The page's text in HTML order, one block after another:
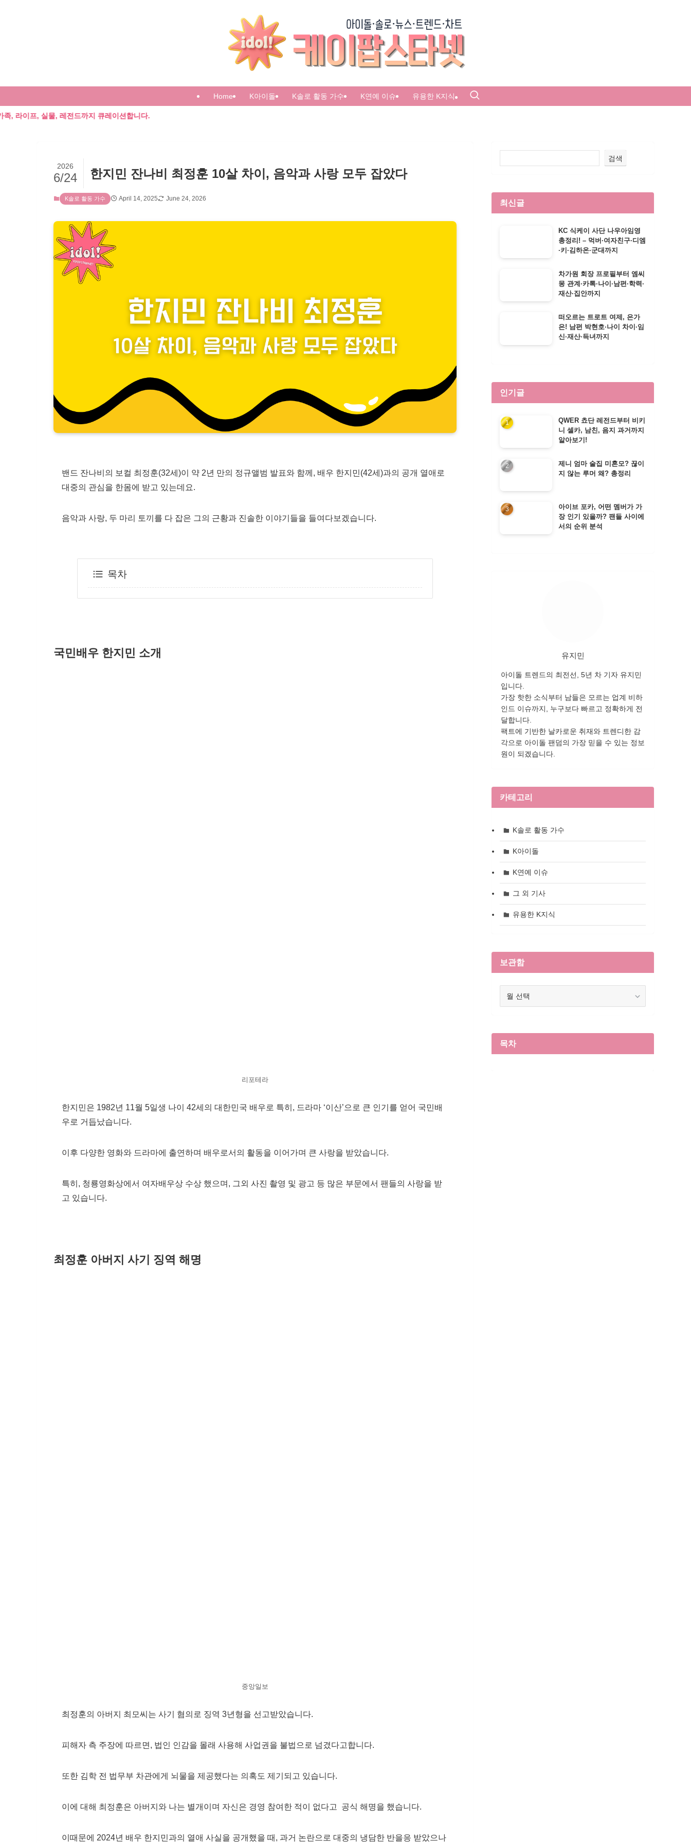
Home K아이돌 K솔로 활동 가수 K연예 이슈 유용한 K지식
, 레전드까지 큐레이션합니다.
한지민 잔나비 최정훈 10살 차이, 음악과 사랑 모두 잡았다
2026
6/24
K솔로 활동 가수 April 14, 2025 June 24, 2026
밴드 잔나비의 보컬 최정훈(32세)이 약 2년 만의 정규앨범 발표와 함께, 배우 한지민(42세)과의 공개 열애로
대중의 관심을 한몸에 받고 있는데요.
음악과 사랑, 두 마리 토끼를 다 잡은 그의 근황과 진솔한 이야기들을 들여다보겠습니다.
목차
국민배우 한지민 소개
리포테라
한지민은 1982년 11월 5일생 나이 42세의 대한민국 배우로 특히, 드라마 ‘이산’으로 큰 인기를 얻어 국민배
우로 거듭났습니다.
이후 다양한 영화와 드라마에 출연하며 배우로서의 활동을 이어가며 큰 사랑을 받았습니다.
특히, 청룡영화상에서 여자배우상 수상 했으며, 그외 사진 촬영 및 광고 등 많은 부문에서 팬들의 사랑을 받
고 있습니다.
최정훈 아버지 사기 징역 해명
중앙일보
최정훈의 아버지 최모씨는 사기 혐의로 징역 3년형을 선고받았습니다.
피해자 측 주장에 따르면, 법인 인감을 몰래 사용해 사업권을 불법으로 넘겼다고합니다.
또한 김학 전 법무부 차관에게 뇌물을 제공했다는 의혹도 제기되고 있습니다.
이에 대해 최정훈은 아버지와 나는 별개이며 자신은 경영 참여한 적이 없다고 공식 해명을 했습니다.
이때문에 2024년 배우 한지민과의 열애 사실을 공개했을 때, 과거 논란으로 대중의 냉담한 반을응 받았으나
검색
최신글
KC 식케이 사단 나우아임영
총정리! – 먹버·여자친구·디엠
·키·김하온·군대까지
차가원 회장 프로필부터 엠씨
몽 관계·카톡·나이·남편·학력·
재산·집안까지
떠오르는 트로트 여제, 은가
은! 남편 박현호·나이 차이·임
신·재산·득녀까지
인기글
QWER 쵸단 레전드부터 비키
니 셀카, 남친, 음지 과거까지
알아보기!
제니 엄마 술집 미혼모? 끊이
지 않는 루머 왜? 총정리
아이브 포카, 어떤 멤버가 가
장 인기 있을까? 팬들 사이에
서의 순위 분석
유지민
아이돌 트렌드의 최전선, 5년 차 기자 유지민
입니다.
가장 핫한 소식부터 남들은 모르는 업계 비하
인드 이슈까지, 누구보다 빠르고 정확하게 전
달합니다.
팩트에 기반한 날카로운 취재와 트렌디한 감
각으로 아이돌 팬덤의 가장 믿을 수 있는 정보
원이 되겠습니다.
카테고리
K솔로 활동 가수
K아이돌
K연예 이슈
그 외 기사
유용한 K지식
보관함
목차